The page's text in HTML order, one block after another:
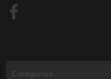
z